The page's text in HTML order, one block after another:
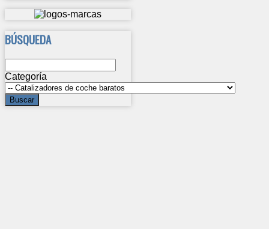
BÚSQUEDA
Categoría